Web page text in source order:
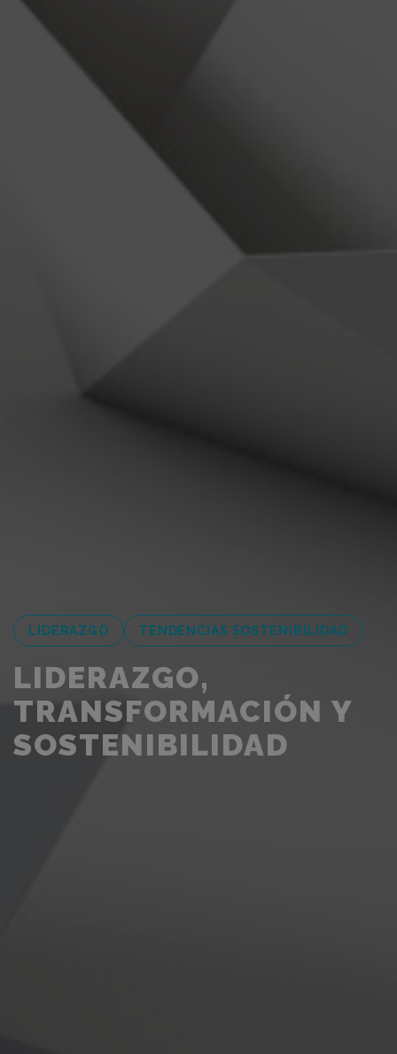
LIDERAZGO TENDENCIAS SOSTENIBILIDAD
LIDERAZGO,
TRANSFORMACIÓN Y
SOSTENIBILIDAD